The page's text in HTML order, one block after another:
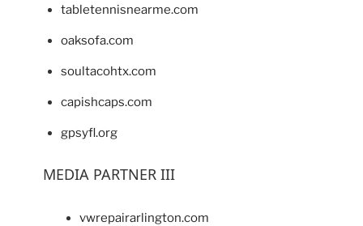
tabletennisnearme.com
oaksofa.com
soultacohtx.com
capishcaps.com
gpsyfl.org
MEDIA PARTNER III
vwrepairarlington.com